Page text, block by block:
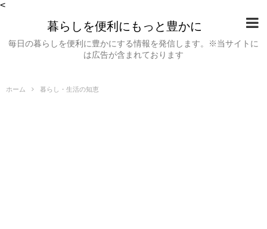
<
暮らしを便利にもっと豊かに
毎日の暮らしを便利に豊かにする情報を発信します。※当サイトに
は広告が含まれております
ホーム 暮らし・生活の知恵